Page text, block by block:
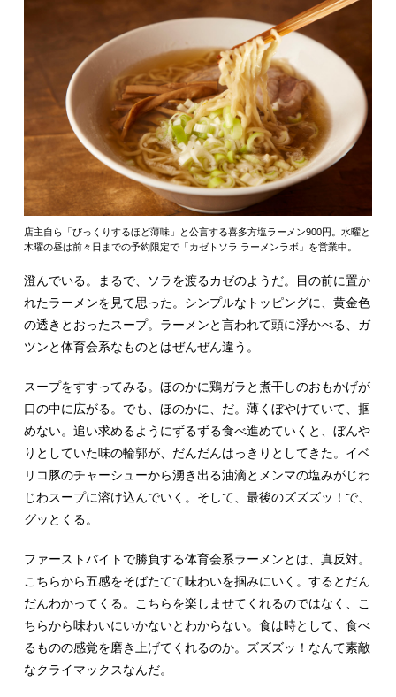
店主自ら「びっくりするほど薄味」と公言する喜多方塩ラーメン900円。水曜と
木曜の昼は前々日までの予約限定で「カゼトソラ ラーメンラボ」を営業中。
澄んでいる。まるで、ソラを渡るカゼのようだ。目の前に置か
れたラーメンを見て思った。シンプルなトッピングに、黄金色
の透きとおったスープ。ラーメンと言われて頭に浮かべる、ガ
ツンと体育会系なものとはぜんぜん違う。
スープをすすってみる。ほのかに鶏ガラと煮干しのおもかげが
口の中に広がる。でも、ほのかに、だ。薄くぼやけていて、掴
めない。追い求めるようにずるずる食べ進めていくと、ぼんや
りとしていた味の輪郭が、だんだんはっきりとしてきた。イベ
リコ豚のチャーシューから湧き出る油滴とメンマの塩みがじわ
じわスープに溶け込んでいく。そして、最後のズズズッ！で、
グッとくる。
ファーストバイトで勝負する体育会系ラーメンとは、真反対。
こちらから五感をそばたてて味わいを掴みにいく。するとだん
だんわかってくる。こちらを楽しませてくれるのではなく、こ
ちらから味わいにいかないとわからない。食は時として、食べ
るものの感覚を磨き上げてくれるのか。ズズズッ！なんて素敵
なクライマックスなんだ。